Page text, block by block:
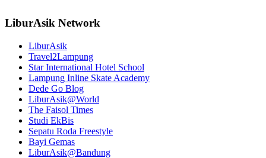
LiburAsik Network
LiburAsik
Travel2Lampung
Star International Hotel School
Lampung Inline Skate Academy
Dede Go Blog
LiburAsik@World
The Faisol Times
Studi EkBis
Sepatu Roda Freestyle
Bayi Gemas
LiburAsik@Bandung